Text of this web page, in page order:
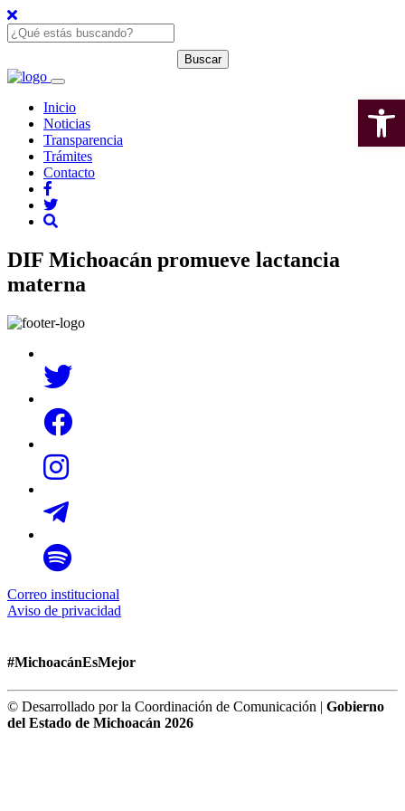
Inicio
Noticias
Transparencia
Trámites
Contacto
DIF Michoacán promueve lactancia
materna
Correo institucional
Aviso de privacidad
#MichoacánEsMejor
© Desarrollado por la Coordinación de Comunicación | Gobierno
del Estado de Michoacán 2026